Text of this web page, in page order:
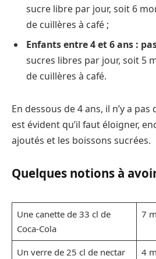
sucre libre par jour, soit 6
de cuillères à café ;
Enfants entre 4 et 6 ans :
sucres libres par jour, soit 5
de cuillères à café.
En dessous de 4 ans, il n’y a pas
est évident qu’il faut éloigner,
ajoutés et les boissons sucrées.
Quelques notions à
Une canette de 33 cl de
Coca-Cola
7
Un verre de 25 cl de nectar
4